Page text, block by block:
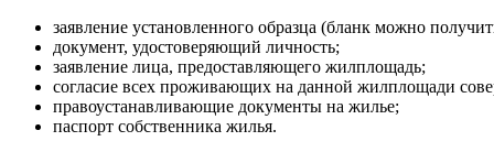
заявление установленного образца (бланк можно
документ, удостоверяющий личность;
заявление лица, предоставляющего жилплощадь;
согласие всех проживающих на данной жилплощади
правоустанавливающие документы на жилье;
паспорт собственника жилья.